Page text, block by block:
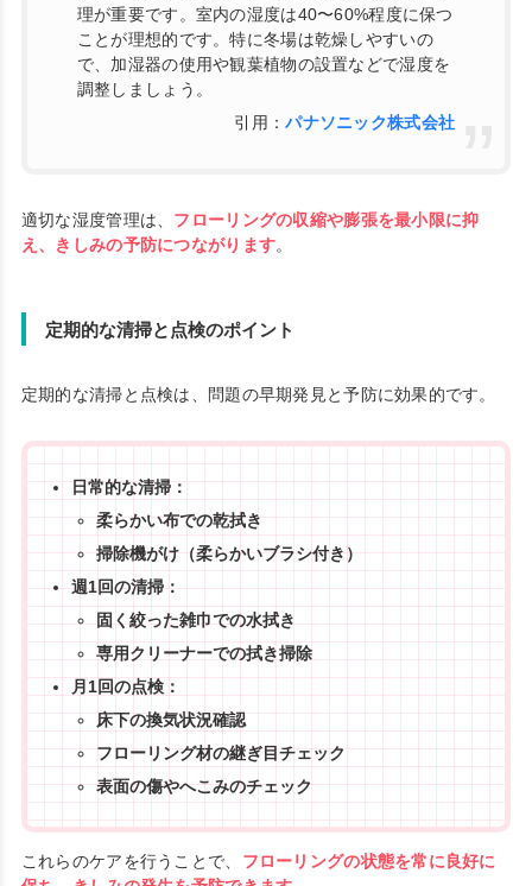
理が重要です。室内の湿度は40〜60%程度に保つ
ことが理想的です。特に冬場は乾燥しやすいの
で、加湿器の使用や観葉植物の設置などで湿度を
調整しましょう。
引用：パナソニック株式会社
適切な湿度管理は、 フローリングの収縮や膨張を最小限に抑
え、きしみの予防につながります。
定期的な清掃と点検のポイント
定期的な清掃と点検は、問題の早期発見と予防に効果的です。
日常的な清掃：
柔らかい布での乾拭き
掃除機がけ（柔らかいブラシ付き）
週1回の清掃：
固く絞った雑巾での水拭き
専用クリーナーでの拭き掃除
月1回の点検：
床下の換気状況確認
フローリング材の継ぎ目チェック
表面の傷やへこみのチェック
これらのケアを行うことで、 フローリングの状態を常に良好に